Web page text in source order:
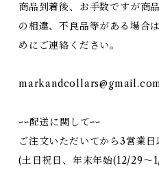
商品到着後、お手数ですが商
の相違、不良品等がある場合
めにご連絡ください。
ｰｰ配送に関してｰｰ
ご注文いただいてから3営業日
(土日祝日、年末年始(12/29〜